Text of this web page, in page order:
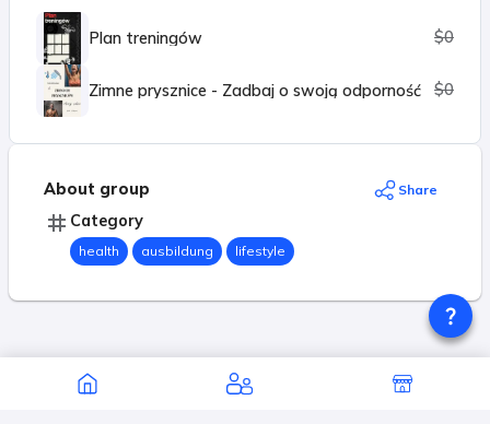
Plan treningów $0
Zimne prysznice - Zadbaj o swoją odporność $0
About group Share
Category
health ausbildung lifestyle